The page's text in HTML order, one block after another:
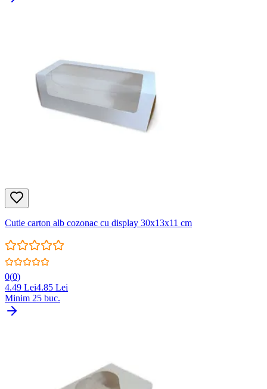
Cutie carton alb cozonac cu display 30x13x11 cm
0(0)
4.49 Lei4.85 Lei
Minim 25 buc.